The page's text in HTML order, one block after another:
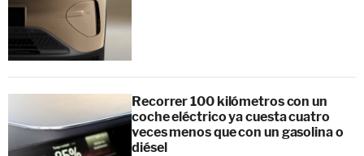
Recorrer 100 kilómetros con un
coche eléctrico ya cuesta cuatro
veces menos que con un gasolina o
diésel